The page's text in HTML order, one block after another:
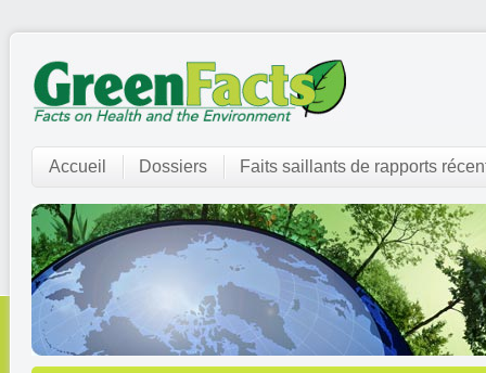
Accueil Dossiers Faits saillants de rapports